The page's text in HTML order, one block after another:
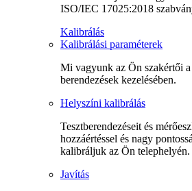
ISO/IEC 17025:2018
Kalibrálás
Kalibrálási paraméterek
Mi vagyunk az Ön szakértői
berendezések kezelésében.
Helyszíni kalibrálás
Tesztberendezéseit és
hozzáértéssel és nagy
kalibráljuk az Ön telephelyén.
Javítás